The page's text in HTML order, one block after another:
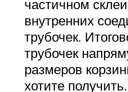
частичном
внутренних
трубочек.
трубочек
размеров
хотите получить.